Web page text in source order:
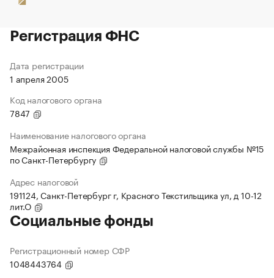
Регистрация ФНС
Дата регистрации
1 апреля 2005
Код налогового органа
7847
Наименование налогового органа
Межрайонная инспекция Федеральной налоговой службы №15
по Санкт-Петербургу
Адрес налоговой
191124, Санкт-Петербург г, Красного Текстильщика ул, д 10-12
лит.О
Социальные фонды
Регистрационный номер СФР
1048443764